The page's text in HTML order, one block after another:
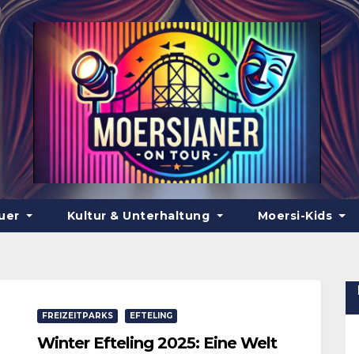
Kultur & Unterhaltung Moersi-Kids
FREIZEITPARKS EFTELING
Winter Efteling 2025: Eine Welt